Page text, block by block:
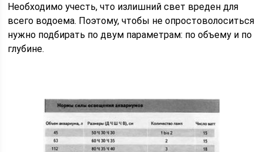
Необходимо учесть, что излишний свет вреден для
всего водоема. Поэтому, чтобы не опростоволоситься
нужно подбирать по двум параметрам: по объему и по
глубине.